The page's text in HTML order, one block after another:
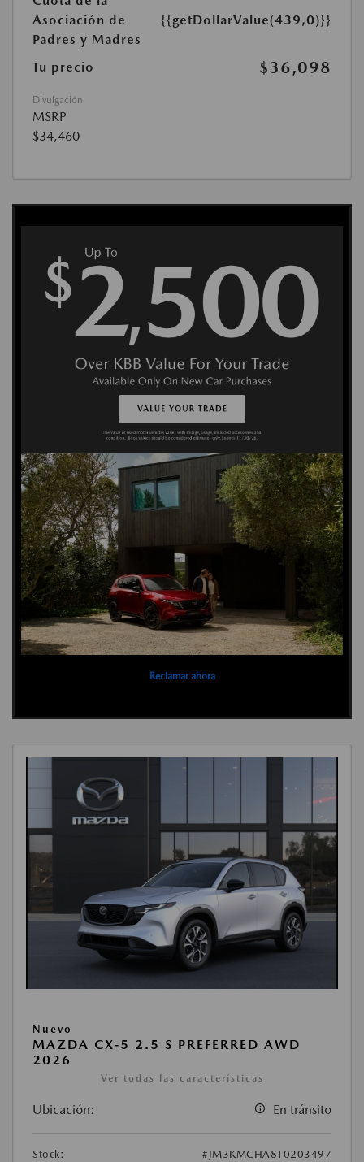
Asociación de
Padres y Madres
{{getDollarValue(439,0)}}
Tu precio $36,098
Divulgación
MSRP
$34,460
Reclamar ahora
Nuevo
MAZDA CX-5 2.5 S PREFERRED AWD
2026
Ver todas las características
Ubicación: En tránsito
Stock: #JM3KMCHA8T0203497